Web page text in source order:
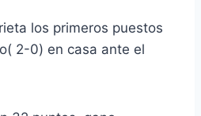
los primeros puestos
2-0) en casa ante el